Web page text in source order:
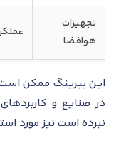
تجهیزات
هوافضا
این بیرینگ ممکن
در صنایع و
نبرده است نیز مورد